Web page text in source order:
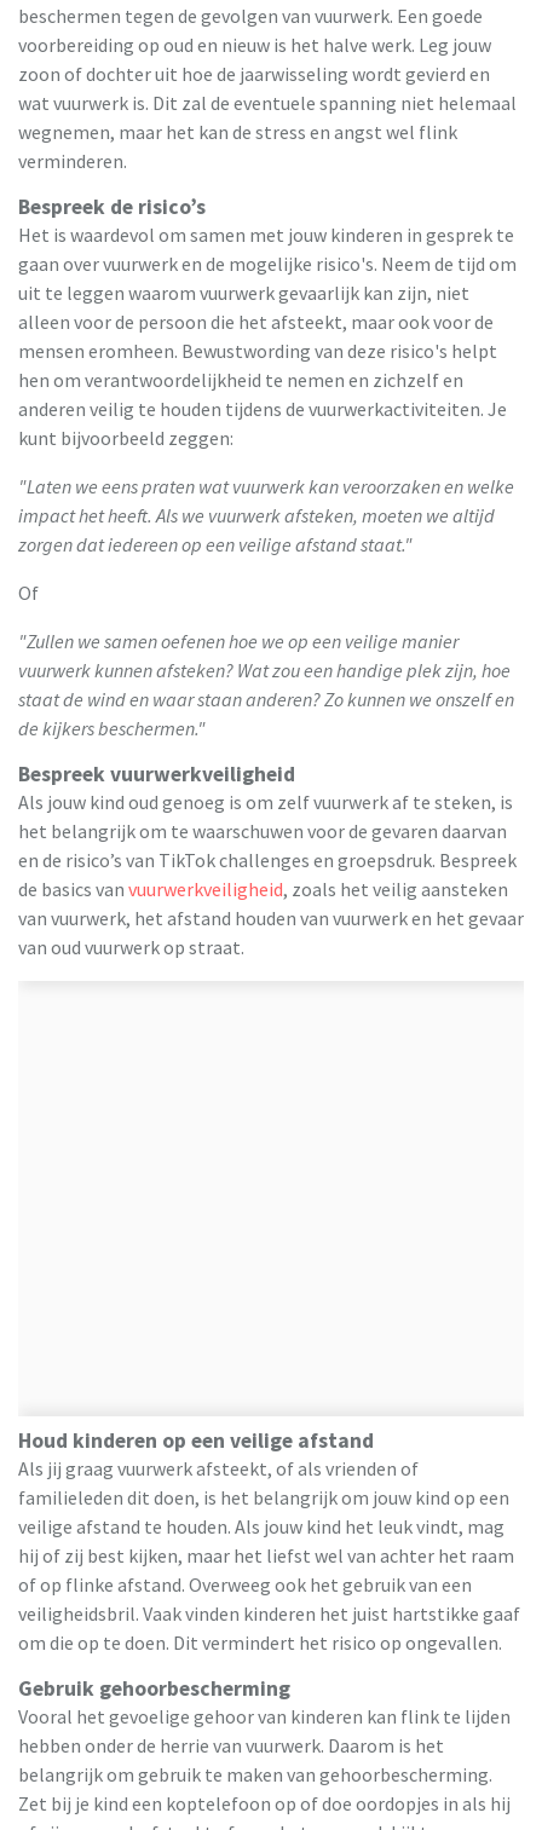
beschermen tegen de gevolgen van vuurwerk. Een goede
voorbereiding op oud en nieuw is het halve werk. Leg jouw
zoon of dochter uit hoe de jaarwisseling wordt gevierd en
wat vuurwerk is. Dit zal de eventuele spanning niet helemaal
wegnemen, maar het kan de stress en angst wel flink
verminderen.
Bespreek de risico’s
Het is waardevol om samen met jouw kinderen in gesprek te
gaan over vuurwerk en de mogelijke risico's. Neem de tijd om
uit te leggen waarom vuurwerk gevaarlijk kan zijn, niet
alleen voor de persoon die het afsteekt, maar ook voor de
mensen eromheen. Bewustwording van deze risico's helpt
hen om verantwoordelijkheid te nemen en zichzelf en
anderen veilig te houden tijdens de vuurwerkactiviteiten. Je
kunt bijvoorbeeld zeggen:
"Laten we eens praten wat vuurwerk kan veroorzaken en welke
impact het heeft. Als we vuurwerk afsteken, moeten we altijd
zorgen dat iedereen op een veilige afstand staat."
Of
"Zullen we samen oefenen hoe we op een veilige manier
vuurwerk kunnen afsteken? Wat zou een handige plek zijn, hoe
staat de wind en waar staan anderen? Zo kunnen we onszelf en
de kijkers beschermen."
Bespreek vuurwerkveiligheid
Als jouw kind oud genoeg is om zelf vuurwerk af te steken, is
het belangrijk om te waarschuwen voor de gevaren daarvan
en de risico’s van TikTok challenges en groepsdruk. Bespreek
de basics van vuurwerkveiligheid, zoals het veilig aansteken
van vuurwerk, het afstand houden van vuurwerk en het gevaar
van oud vuurwerk op straat.
Houd kinderen op een veilige afstand
Als jij graag vuurwerk afsteekt, of als vrienden of
familieleden dit doen, is het belangrijk om jouw kind op een
veilige afstand te houden. Als jouw kind het leuk vindt, mag
hij of zij best kijken, maar het liefst wel van achter het raam
of op flinke afstand. Overweeg ook het gebruik van een
veiligheidsbril. Vaak vinden kinderen het juist hartstikke gaaf
om die op te doen. Dit vermindert het risico op ongevallen.
Gebruik gehoorbescherming
Vooral het gevoelige gehoor van kinderen kan flink te lijden
hebben onder de herrie van vuurwerk. Daarom is het
belangrijk om gebruik te maken van gehoorbescherming.
Zet bij je kind een koptelefoon op of doe oordopjes in als hij